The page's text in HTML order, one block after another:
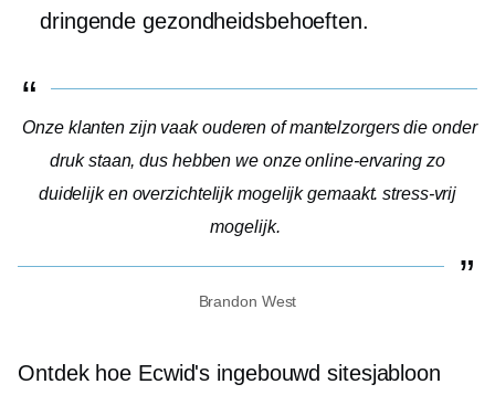
dringende gezondheidsbehoeften.
Onze klanten zijn vaak ouderen of mantelzorgers die onder
druk staan, dus hebben we onze online-ervaring zo
duidelijk en overzichtelijk mogelijk gemaakt.stress-vrij
mogelijk.
Brandon West
Ontdek hoe Ecwid's ingebouwd sitesjabloon